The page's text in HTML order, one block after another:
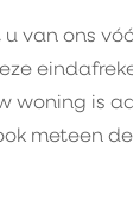
van ons
woning is
meteen